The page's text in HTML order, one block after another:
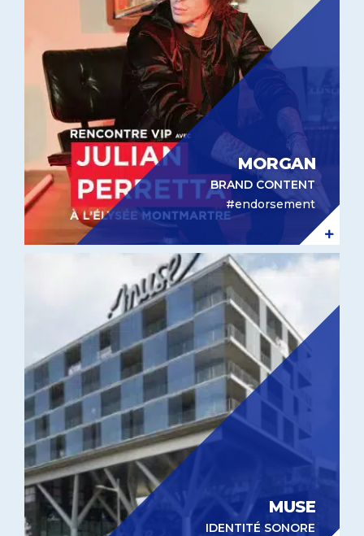
MORGAN
BRAND CONTENT
#endorsement
Identité sonore Muse
MUSE
IDENTITÉ SONORE